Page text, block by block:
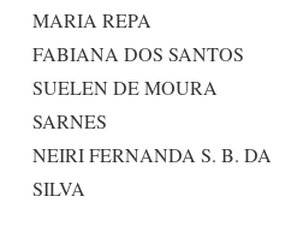
MARIA REPA
FABIANA DOS SANTOS
SUELEN DE MOURA
SARNES
NEIRI FERNANDA S. B. DA
SILVA